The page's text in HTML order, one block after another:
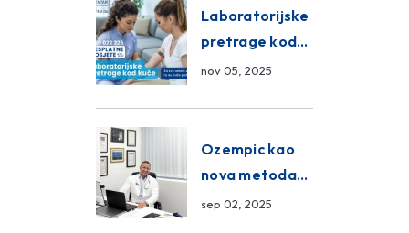
Centar
Poliklinika
Laboratorijske
pretrage kod
kuće – novo u
Poliklinici
nov 05, 2025
Ozempic kao
nova metoda
mršavljenja: da
sep 02, 2025